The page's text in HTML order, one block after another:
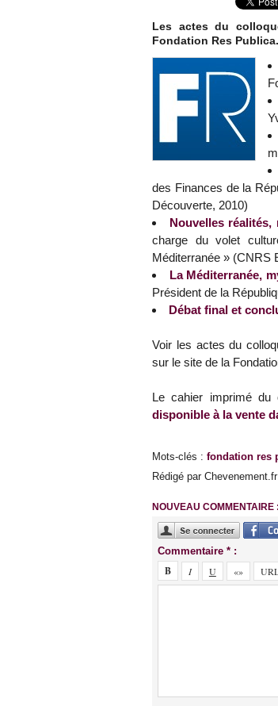
Les actes du
Fondation Res Publica.
des Finances de la
Découverte, 2010)
Nouvelles réalités,
charge du volet
Méditerranée » (CNRS
La Méditerranée,
Président de la
Débat final et
Voir les actes du
sur le site de la
Le cahier imprimé du
disponible à la vente
Mots-clés : fondation res
Rédigé par
NOUVEAU COMMENTAIRE :
Commentaire * :